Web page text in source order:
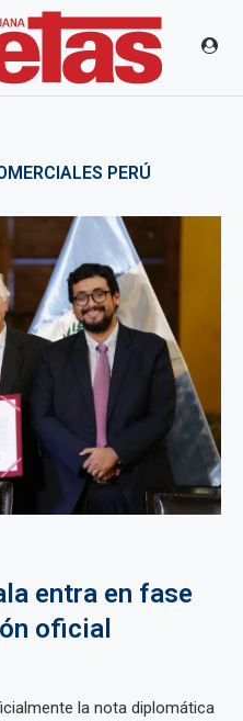
PERÚ
entra en fase
oficial
la nota diplomática